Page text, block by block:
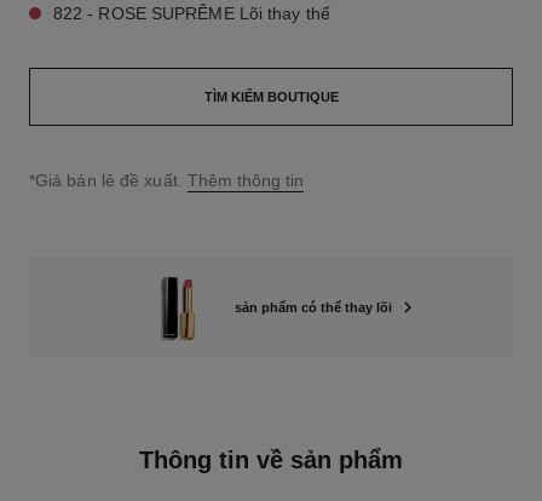
822 - ROSE SUPRÊME Lõi thay thế
TÌM KIẾM BOUTIQUE
↩
*Giá bán lẻ đề xuất. Thêm thông tin
sản phẩm có thể thay lõi
Thông tin về sản phẩm